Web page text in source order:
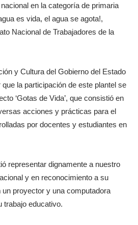
en la categoría de primaria
es vida, el agua se agota!,
Nacional de Trabajadores de la
y Cultura del Gobierno del Estado
la participación de este plantel se
‘Gotas de Vida’, que consistió en
acciones y prácticas para el
por docentes y estudiantes en
representar dignamente a nuestro
y en reconocimiento a su
proyector y una computadora
trabajo educativo.